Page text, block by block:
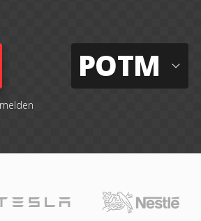
POTM